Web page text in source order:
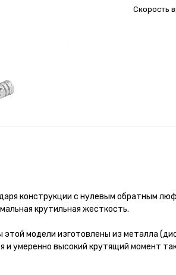
Скорость
конструкции с нулевым обратным
крутильная жесткость.
модели изготовлены из металла
и умеренно высокий крутящий момент